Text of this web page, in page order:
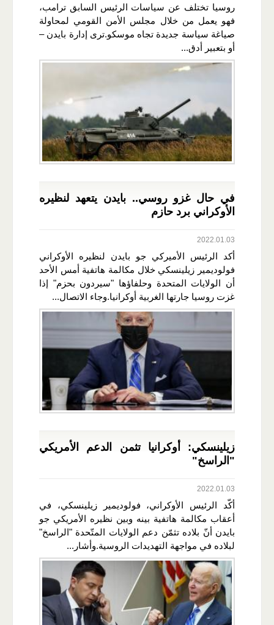
روسيا تختلف عن سياسات الرئيس السابق ترامب،
فهو يعمل من خلال مجلس الأمن القومي لمحاولة
صياغة سياسة جديدة تجاه موسكو.ترى إدارة بايدن –
أو بتعبير أدق...
في حال غزو روسي.. بايدن يتعهد لنظيره
الأوكراني برد حازم
2022.01.03
أكد الرئيس الأميركي جو بايدن لنظيره الأوكراني
فولوديمير زيلينسكي خلال مكالمة هاتفية أمس الأحد
أن الولايات المتحدة وحلفاؤها "سيردون بحزم" إذا
غزت روسيا جارتها الغربية أوكرانيا.وجاء الاتصال...
زيلينسكي: أوكرانيا تثمن الدعم الأمريكي
"الراسخ"
2022.01.03
أكّد الرئيس الأوكراني، فولوديمير زيلينسكي، في
أعقاب مكالمة هاتفية بينه وبين نظيره الأمريكي جو
بايدن أنّ بلاده تثمّن دعم الولايات المتّحدة "الراسخ"
لبلاده في مواجهة التهديدات الروسية.وأشار...